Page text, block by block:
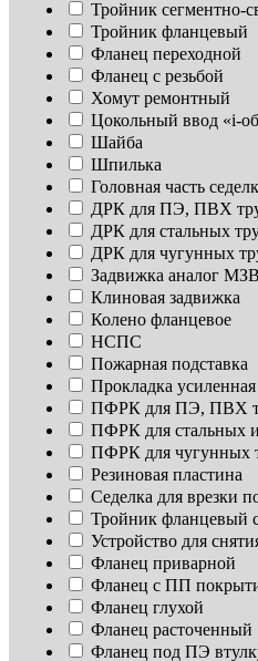
Тройник сегментно-
Тройник фланцевый
Фланец переходной
Фланец с резьбой
Хомут ремонтный
Цокольный ввод «i-
Шайба
Шпилька
Головная часть
ДРК для ПЭ, ПВХ
ДРК для стальных
ДРК для чугунных
Задвижка аналог МЗВ
Клиновая задвижка
Колено фланцевое
НСПС
Пожарная подставка
Прокладка усиленная
ПФРК для ПЭ, ПВХ
ПФРК для стальных
ПФРК для чугунных
Резиновая пластина
Седелка для врезки
Тройник фланцевый
Устройство для
Фланец приварной
Фланец с ПП
Фланец глухой
Фланец расточенный
Фланец под ПЭ